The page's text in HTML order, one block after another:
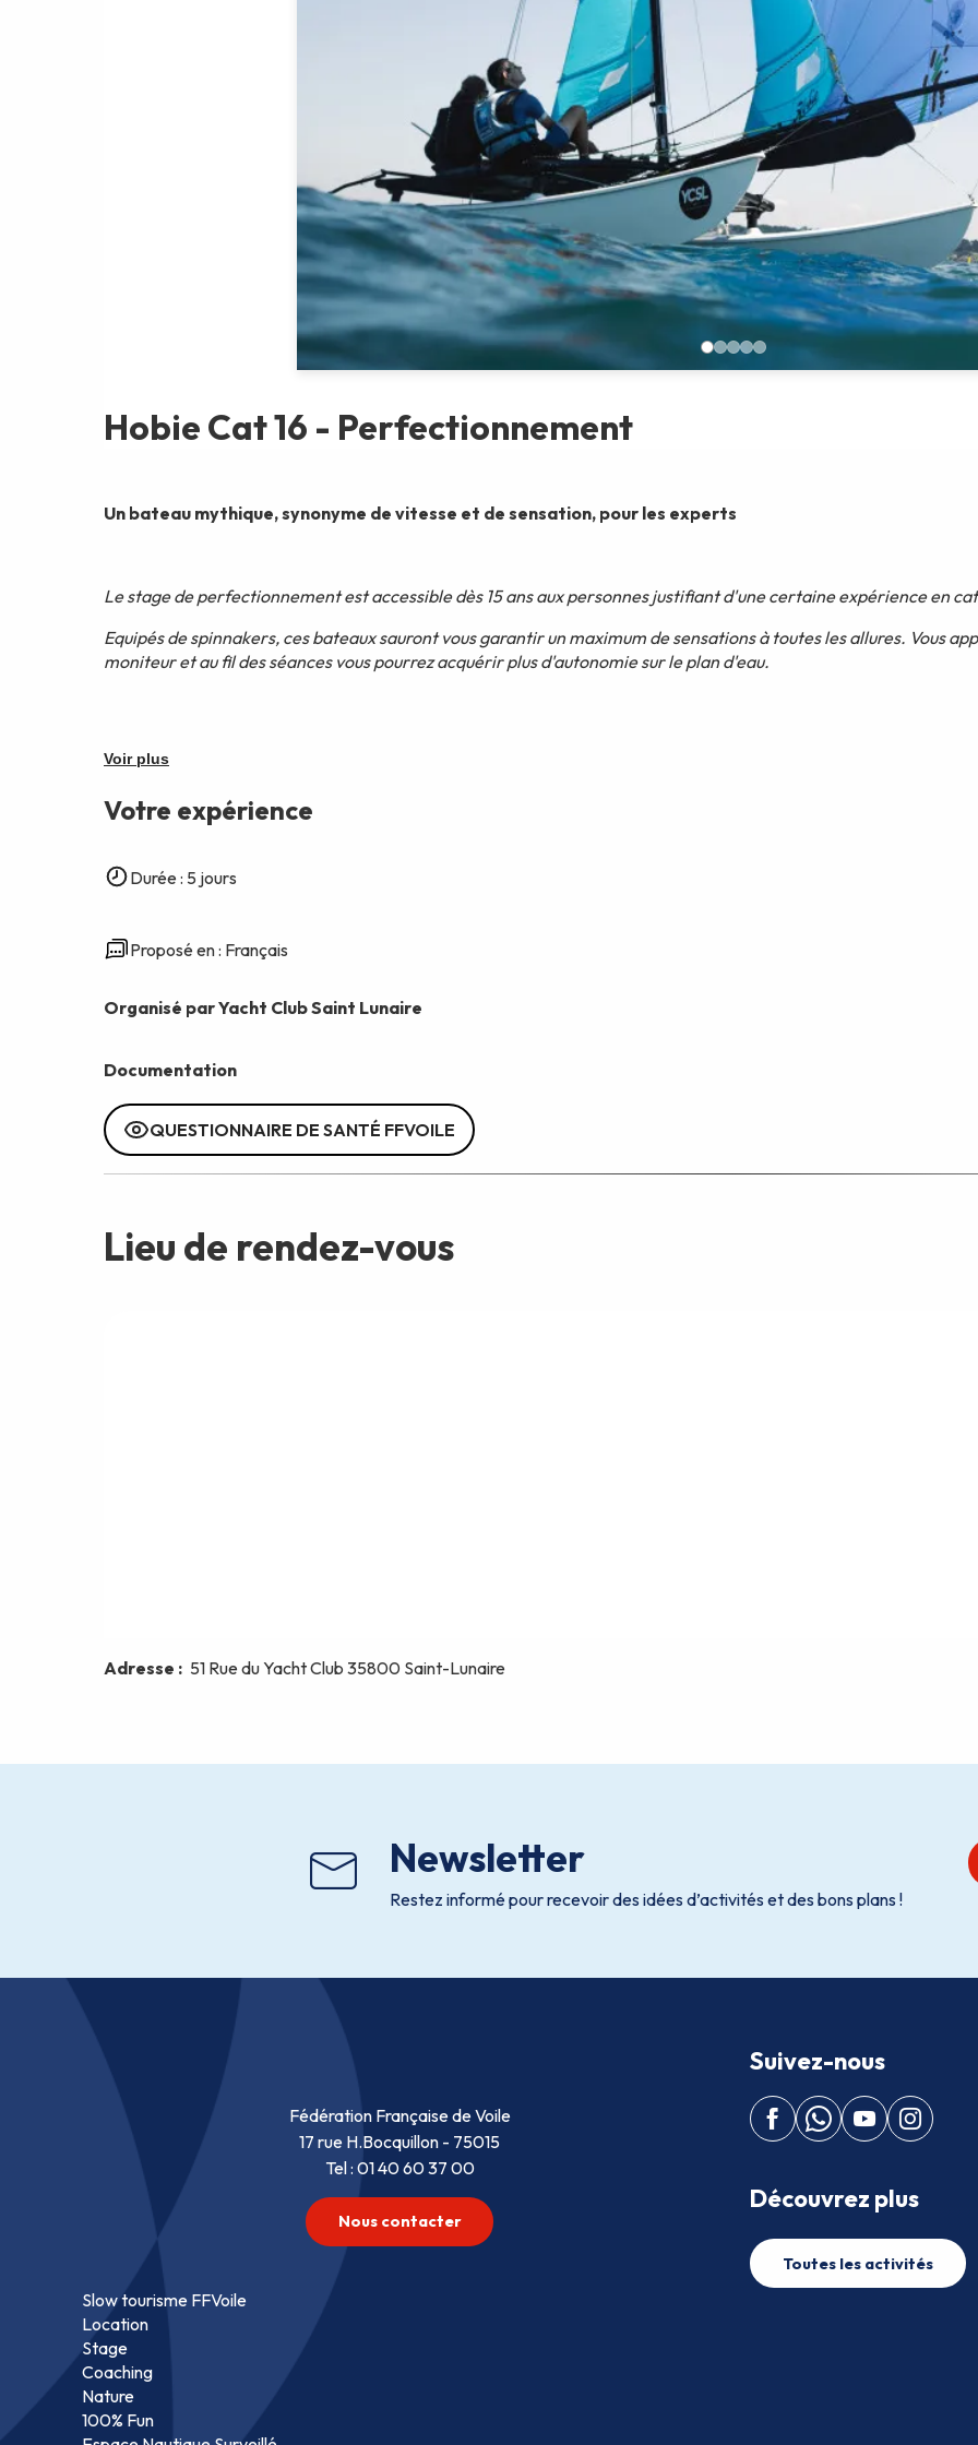
Newsletter
Restez informé pour recevoir des idées d’activités et des bons plans !
Fédération Française de Voile
17 rue H.Bocquillon - 75015
Tel : 01 40 60 37 00
Nous contacter
Suivez-nous
Découvrez plus
Toutes les activités
Slow tourisme FFVoile
Location
Stage
Coaching
Nature
100% Fun